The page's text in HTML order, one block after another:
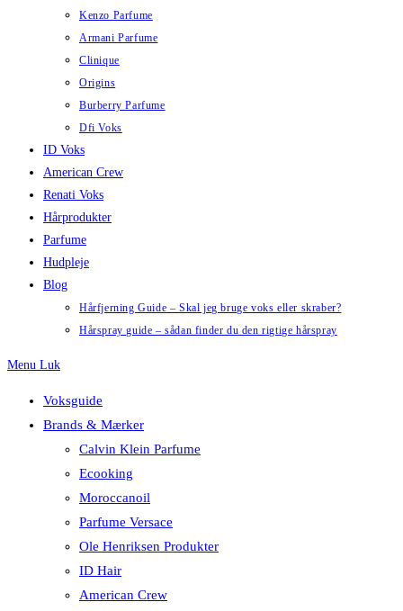
Kenzo Parfume
Armani Parfume
Clinique
Origins
Burberry Parfume
Dfi Voks
ID Voks
American Crew
Renati Voks
Hårprodukter
Parfume
Hudpleje
Blog
Hårfjerning Guide – Skal jeg bruge voks eller skraber?
Hårspray guide – sådan finder du den rigtige hårspray
Menu Luk
Voksguide
Brands & Mærker
Calvin Klein Parfume
Ecooking
Moroccanoil
Parfume Versace
Ole Henriksen Produkter
ID Hair
American Crew